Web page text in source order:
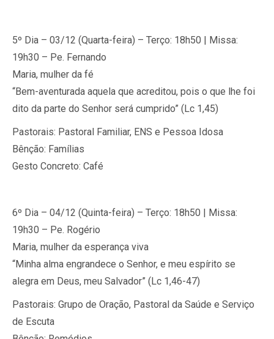
5º Dia – 03/12 (Quarta-feira) – Terço: 18h50 | Missa:
19h30 – Pe. Fernando
Maria, mulher da fé
“Bem-aventurada aquela que acreditou, pois o que lhe foi
dito da parte do Senhor será cumprido” (Lc 1,45)
Pastorais: Pastoral Familiar, ENS e Pessoa Idosa
Bênção: Famílias
Gesto Concreto: Café
6º Dia – 04/12 (Quinta-feira) – Terço: 18h50 | Missa:
19h30 – Pe. Rogério
Maria, mulher da esperança viva
“Minha alma engrandece o Senhor, e meu espírito se
alegra em Deus, meu Salvador” (Lc 1,46-47)
Pastorais: Grupo de Oração, Pastoral da Saúde e Serviço
de Escuta